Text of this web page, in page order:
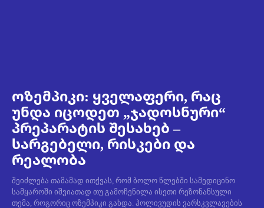
ოზემპიკი: ყველაფერი, რაც
უნდა იცოდეთ „ჯადოსნური“
პრეპარატის შესახებ –
სარგებელი, რისკები და
რეალობა
შეიძლება თამამად ითქვას, რომ ბოლო წლებში სამედიცინო
სამყაროში იშვიათად თუ გამოჩენილა ისეთი რეზონანსული
თემა, როგორიც ოზემპიკი გახდა. ჰოლივუდის ვარსკვლავების